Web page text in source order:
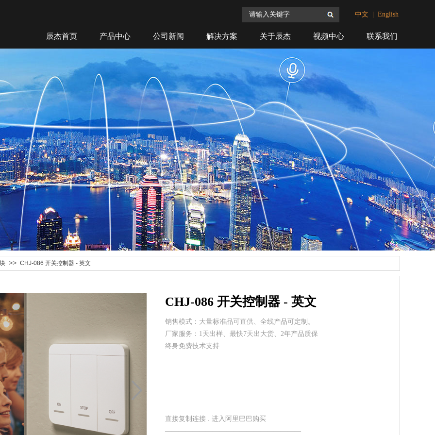
>> CHJ-086 开关控制器 - 英文
CHJ-086 开关控制器 - 英文
销售模式：大量标准品可直供、全线产品可定制。
厂家服务：1天出样、最快7天出大货、2年产品质保
终身免费技术支持
直接复制连接 . 进入阿里巴巴购买
————————————————————
中文 English
辰杰首页 产品中心 公司新闻 解决方案 关于辰杰 视频中心 联系我们
搜索